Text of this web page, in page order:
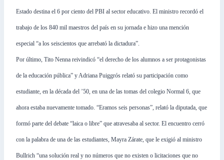
Estado destina el 6 por ciento del PBI al sector educativo. El ministro recordó el
trabajo de los 840 mil maestros del país en su jornada e hizo una mención
especial “a los seiscientos que arrebató la dictadura”.
Por último, Tito Nenna reivindicó “el derecho de los alumnos a ser protagonistas
de la educación pública” y Adriana Puiggrós relató su participación como
estudiante, en la década del ’50, en una de las tomas del colegio Normal 6, que
ahora estaba nuevamente tomado. “Eramos seis personas”, relató la diputada, que
formó parte del debate “laica o libre” que atravesaba al sector. El encuentro cerró
con la palabra de una de las estudiantes, Mayra Zárate, que le exigió al ministro
Bullrich “una solución real y no números que no existen o licitaciones que no